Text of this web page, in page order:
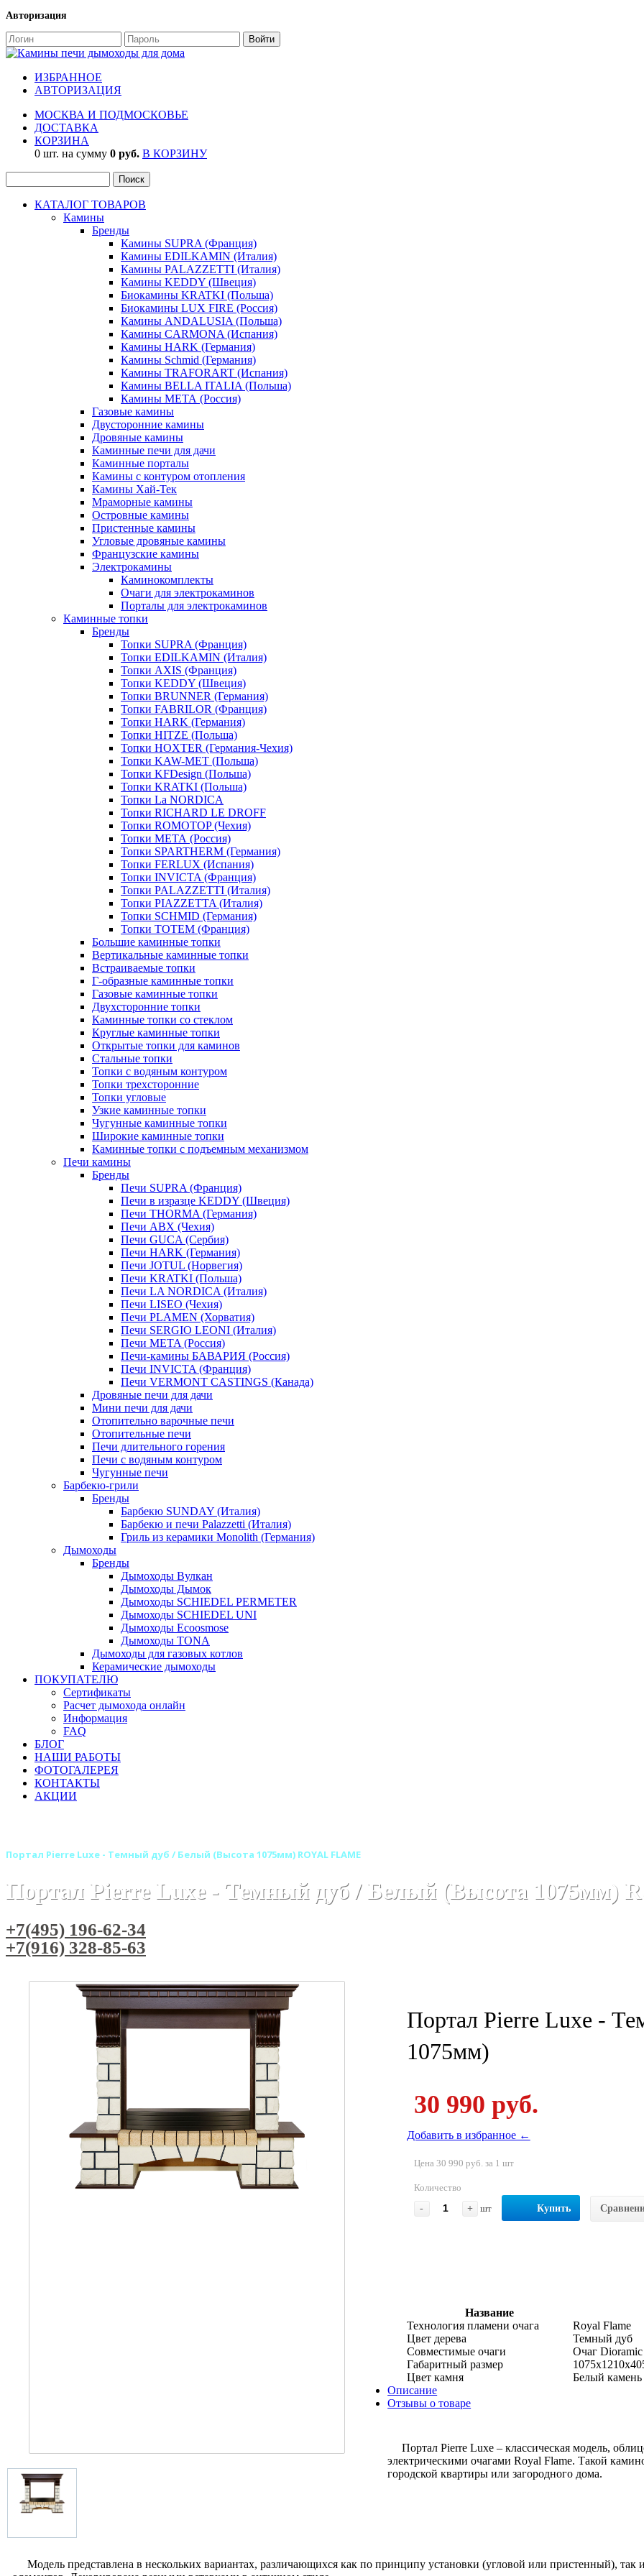
Авторизация
ИЗБРАННОЕ
АВТОРИЗАЦИЯ
МОСКВА И ПОДМОСКОВЬЕ
ДОСТАВКА
КОРЗИНА
0 шт. на сумму 0 руб. В КОРЗИНУ
КАТАЛОГ ТОВАРОВ
Камины
Бренды
Камины SUPRA (Франция)
Камины EDILKAMIN (Италия)
Камины PALAZZETTI (Италия)
Камины KEDDY (Швеция)
Биокамины KRATKI (Польша)
Биокамины LUX FIRE (Россия)
Камины ANDALUSIA (Польша)
Камины CARMONA (Испания)
Камины HARK (Германия)
Камины Schmid (Германия)
Камины TRAFORART (Испания)
Камины BELLA ITALIA (Польша)
Камины МЕТА (Россия)
Газовые камины
Двусторонние камины
Дровяные камины
Каминные печи для дачи
Каминные порталы
Камины с контуром отопления
Камины Хай-Тек
Мраморные камины
Островные камины
Пристенные камины
Угловые дровяные камины
Французские камины
Электрокамины
Каминокомплекты
Очаги для электрокаминов
Порталы для электрокаминов
Каминные топки
Бренды
Топки SUPRA (Франция)
Топки EDILKAMIN (Италия)
Топки AXIS (Франция)
Топки KEDDY (Швеция)
Топки BRUNNER (Германия)
Топки FABRILOR (Франция)
Топки HARK (Германия)
Топки HITZE (Польша)
Топки HOXTER (Германия-Чехия)
Топки KAW-MET (Польша)
Топки KFDesign (Польша)
Топки KRATKI (Польша)
Топки La NORDICA
Топки RICHARD LE DROFF
Топки ROMOTOP (Чехия)
Топки МЕТА (Россия)
Топки SPARTHERM (Германия)
Топки FERLUX (Испания)
Топки INVICTA (Франция)
Топки PALAZZETTI (Италия)
Топки PIAZZETTA (Италия)
Топки SCHMID (Германия)
Топки TOTEM (Франция)
Большие каминные топки
Вертикальные каминные топки
Встраиваемые топки
Г-образные каминные топки
Газовые каминные топки
Двухсторонние топки
Каминные топки со стеклом
Круглые каминные топки
Открытые топки для каминов
Стальные топки
Топки с водяным контуром
Топки трехсторонние
Топки угловые
Узкие каминные топки
Чугунные каминные топки
Широкие каминные топки
Каминные топки с подъемным механизмом
Печи камины
Бренды
Печи SUPRA (Франция)
Печи в изразце KEDDY (Швеция)
Печи THORMA (Германия)
Печи ABX (Чехия)
Печи GUCA (Сербия)
Печи HARK (Германия)
Печи JOTUL (Норвегия)
Печи KRATKI (Польша)
Печи LA NORDICA (Италия)
Печи LISEO (Чехия)
Печи PLAMEN (Хорватия)
Печи SERGIO LEONI (Италия)
Печи META (Россия)
Печи-камины БАВАРИЯ (Россия)
Печи INVICTA (Франция)
Печи VERMONT CASTINGS (Канада)
Дровяные печи для дачи
Мини печи для дачи
Отопительно варочные печи
Отопительные печи
Печи длительного горения
Печи с водяным контуром
Чугунные печи
Барбекю-грили
Бренды
Барбекю SUNDAY (Италия)
Барбекю и печи Palazzetti (Италия)
Гриль из керамики Monolith (Германия)
Дымоходы
Бренды
Дымоходы Вулкан
Дымоходы Дымок
Дымоходы SCHIEDEL PERMETER
Дымоходы SCHIEDEL UNI
Дымоходы Ecoosmose
Дымоходы TONA
Дымоходы для газовых котлов
Керамические дымоходы
ПОКУПАТЕЛЮ
Сертификаты
Расчет дымохода онлайн
Информация
FAQ
БЛОГ
НАШИ РАБОТЫ
ФОТОГАЛЕРЕЯ
КОНТАКТЫ
АКЦИИ
Портал Pierre Luxe - Темный дуб / Белый (Высота 1075мм) ROYAL FLAME
Портал Pierre Luxe - Темный дуб / Белый (Высота 1075мм)
+7(495) 196-62-34
+7(916) 328-85-63
Портал Pierre Luxe -
1075мм)
30 990 руб.
Добавить в избранное ←
Цена 30 990 руб. за 1 шт
Количество
-
+ шт Купить
Название
Технология пламени очага
Royal Flame
Цвет дерева
Темный дуб
Совместимые очаги
Очаг
Габаритный размер
Цвет камня
Белый камень
Описание
Отзывы о товаре
Портал Pierre Luxe – классическая модель,
электрическими очагами Royal Flame. Такой
городской квартиры или загородного дома.
Модель представлена в нескольких вариантах, различающихся как по принципу установки (угловой или пристенный),